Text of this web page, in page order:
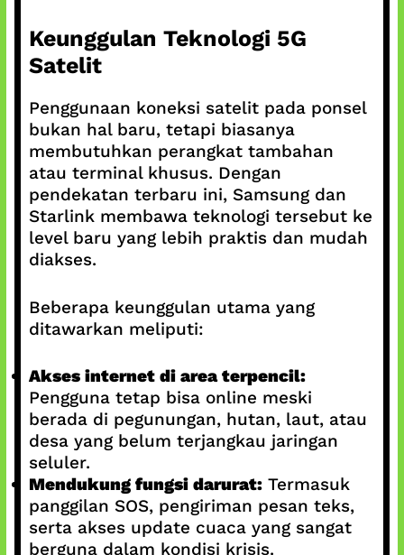
Keunggulan Teknologi 5G
Satelit
Penggunaan koneksi satelit pada ponsel
bukan hal baru, tetapi biasanya
membutuhkan perangkat tambahan
atau terminal khusus. Dengan
pendekatan terbaru ini, Samsung dan
Starlink membawa teknologi tersebut ke
level baru yang lebih praktis dan mudah
diakses.
Beberapa keunggulan utama yang
ditawarkan meliputi:
Akses internet di area terpencil:
Pengguna tetap bisa online meski
berada di pegunungan, hutan, laut, atau
desa yang belum terjangkau jaringan
seluler.
Mendukung fungsi darurat:Termasuk
panggilan SOS, pengiriman pesan teks,
serta akses update cuaca yang sangat
berguna dalam kondisi krisis.